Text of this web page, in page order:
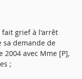
fait grief à l'arrêt
demande de
avec Mme [P],
;